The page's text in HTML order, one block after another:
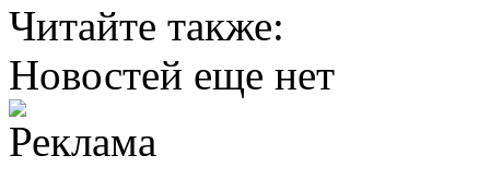
Читайте также:
Новостей еще нет